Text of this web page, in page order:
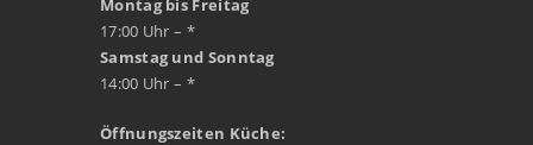
Montag bis Freitag
17:00 Uhr – *
Samstag und Sonntag
14:00 Uhr – *
Öffnungszeiten Küche: